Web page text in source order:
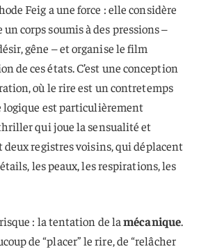
Feig a une force : elle considère
corps soumis à des pressions –
gêne – et organise le film
de ces états. C’est une conception
où le rire est un contretemps
logique est particulièrement
qui joue la sensualité et
deux registres voisins, qui déplacent
les peaux, les respirations, les
: la tentation de lamécanique.
de “placer” le rire, de “relâcher